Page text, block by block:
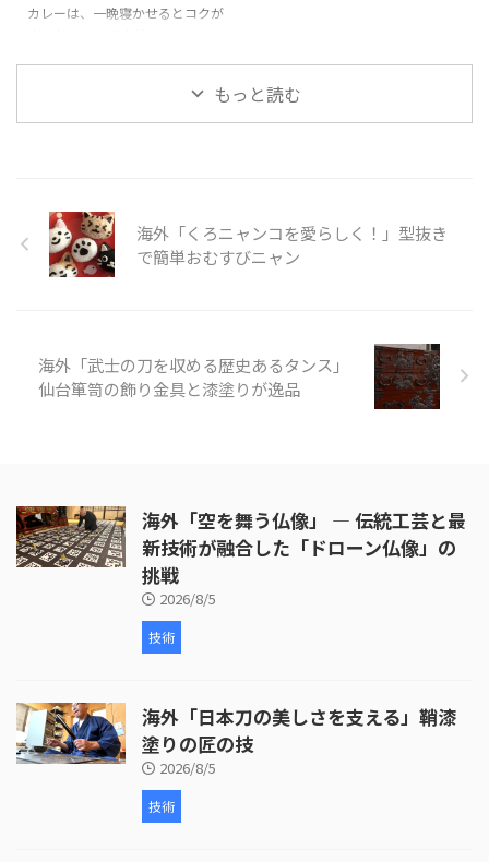
ョコラ」の様子を見てみましょ
h?v=xF ...
カレーは、一晩寝かせるとコクが
来ます。そこに冷凍うどんをパパ
っと入れれば忙しい昼や夜ごはん
を使った作り方について紹介して
います。タマネギ、豚、長ネギを
使ったメニューは、豚肉にするこ
とで、炒める時間を短くすること
https://www.youtube.com/ ...
もっと読む
海外「くろニャンコを愛らしく！」型抜き
で簡単おむすびニャン
海外「武士の刀を収める歴史あるタンス」
仙台箪笥の飾り金具と漆塗りが逸品
海外「空を舞う仏像」 ― 伝統工芸と最
新技術が融合した「ドローン仏像」の
挑戦
2026/8/5
技術
海外「日本刀の美しさを支える」鞘漆
塗りの匠の技
2026/8/5
技術